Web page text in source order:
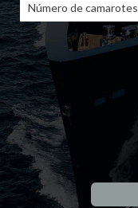
Número de camarotes